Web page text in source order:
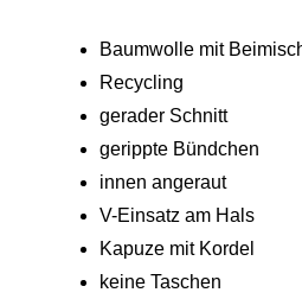
Baumwolle mit
Recycling
gerader Schnitt
gerippte Bündchen
innen angeraut
V-Einsatz am Hals
Kapuze mit Kordel
keine Taschen